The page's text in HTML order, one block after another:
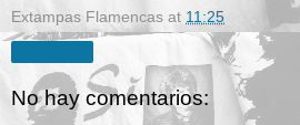
Extampas Flamencas at 11:25
No hay comentarios: